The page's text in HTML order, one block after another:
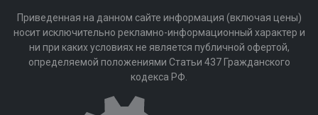
Приведенная на данном сайте информация (включая цены)
носит исключительно рекламно-информационный характер и
ни при каких условиях не является публичной офертой,
определяемой положениями Статьи 437 Гражданского
кодекса РФ.